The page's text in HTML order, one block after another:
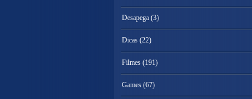
Desapega (3)
Dicas (22)
Filmes (191)
Games (67)